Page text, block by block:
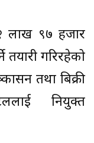
लाख ९७ हजार
गरिरहेको
तथा बिक्री
नियुक्त